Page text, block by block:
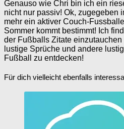
Genauso wie Chri bin ich ein
nicht nur passiv! Ok, zugegeben
mehr ein aktiver Couch-
Sommer kommt bestimmt! Ich
der Fußballs Zitate
lustige Sprüche und andere
Fußball zu entdecken!
Für dich vielleicht ebenfalls